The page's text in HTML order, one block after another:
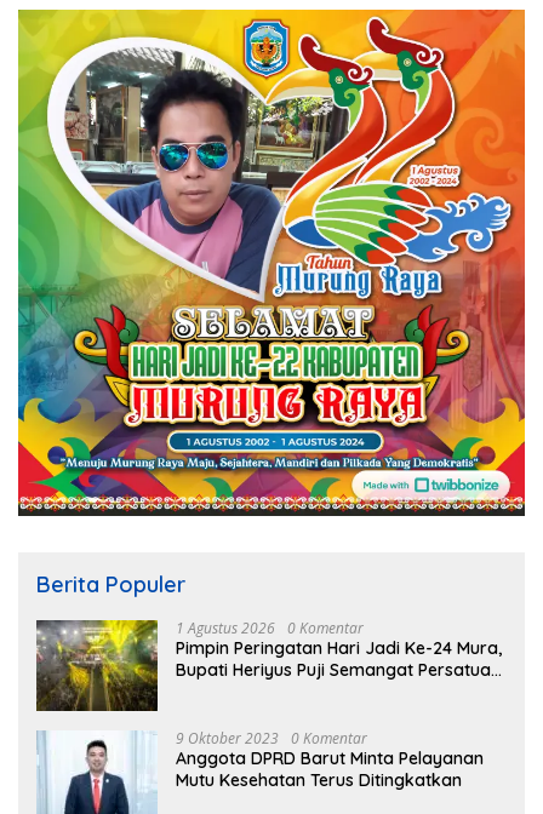
Berita Populer
1 Agustus 2026 0 Komentar
Pimpin Peringatan Hari Jadi Ke-24 Mura,
Bupati Heriyus Puji Semangat Persatuan
9 Oktober 2023 0 Komentar
Anggota DPRD Barut Minta Pelayanan
Mutu Kesehatan Terus Ditingkatkan